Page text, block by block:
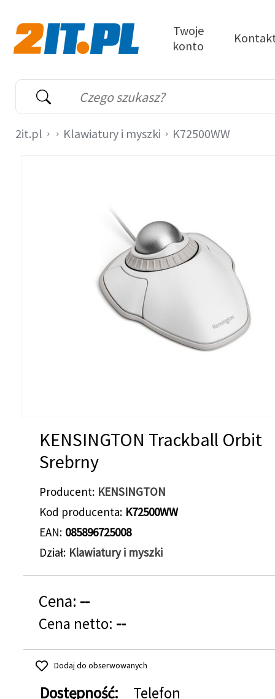
Wyszukiwarka
Słowo kluczowe
Twoje
konto
2it.pl Klawiatury i myszki K72500WW
KENSINGTON Trackball Orbit
Srebrny
Producent KENSINGTON
Kod producenta K72500WW
EAN 085896725008
Dział Klawiatury i myszki
Cena: --
Cena netto: --
Dodaj do obserwowanych
Dostępność:
Telefon